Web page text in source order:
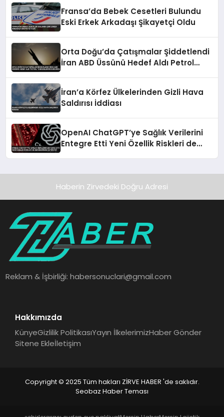
Fransa’da Bebek Cesetleri Bulundu
Eski Erkek Arkadaşı Şikayetçi Oldu
Orta Doğu’da Çatışmalar Şiddetlendi
İran ABD Üssünü Hedef Aldı Petrol
İran’a Körfez Ülkelerinden Gizli Hava
Saldırısı İddiası
OpenAI ChatGPT’ye Sağlık Verilerini
Entegre Etti Yeni Özellik Riskleri de
Haberin Zirvedeki Doğru Adresi
Reklam & İşbirliği:habersonuclari@gmail.com
Hakkımızda
KünyeGizlilik PolitikasıYayın İlkelerimizHaber Gönder
Sitene Ekleİletişim
Copyright © 2025 Tüm hakları ZİRVE HABER 'de saklıdır.
Seobaz Haber Teması